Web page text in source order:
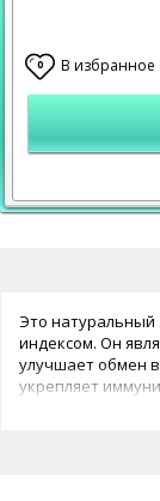
0 В избранное
Это натуральный
индексом. Он
улучшает обмен
укрепляет
–
натуральный